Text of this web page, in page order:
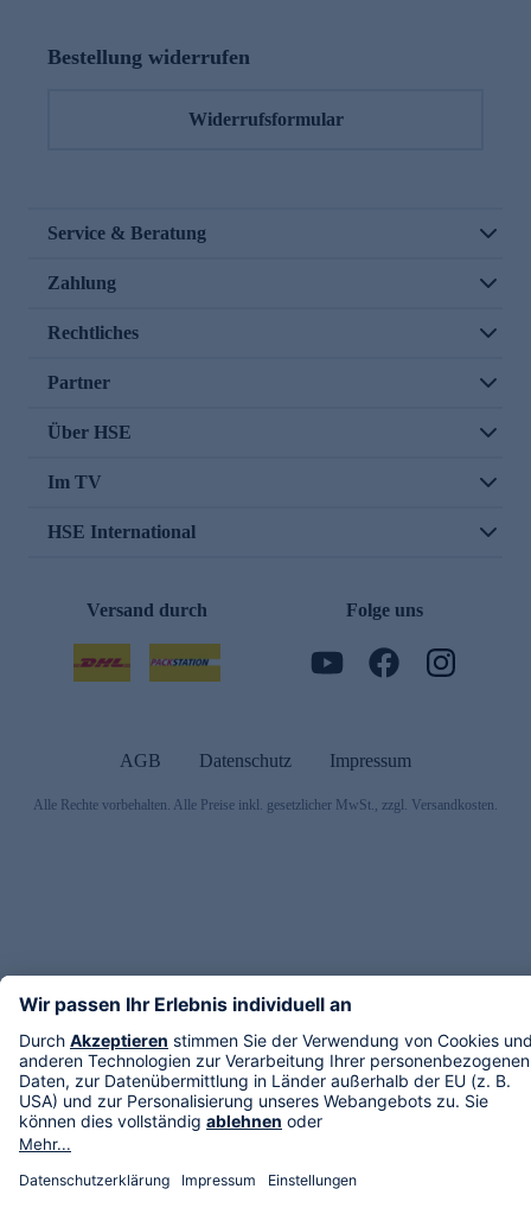
Bestellung widerrufen
Widerrufsformular
Service & Beratung
Zahlung
Rechtliches
Partner
Über HSE
Im TV
HSE International
Versand durch Folge uns
AGB Datenschutz Impressum
Alle Rechte vorbehalten. Alle Preise inkl. gesetzlicher MwSt., zzgl. Versandkosten.